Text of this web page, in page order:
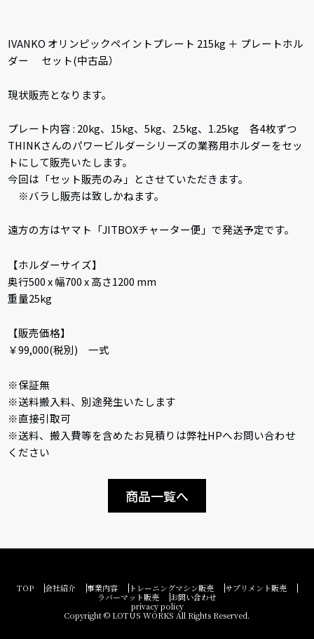
IVANKO オリンピックペイントプレート 215kg ＋ プレートホル
ダー セット(中古品）
現状販売となります。
プレート内容 : 20kg、15kg、5kg、2.5kg、1.25kg 各4枚ずつ
THINKさんのパワービルダーシリーズの業務用ホルダーをセッ
トにして販売いたします。
今回は「セット販売のみ」とさせていただきます。
※バラし販売は致しかねます。
遠方の方はヤマト「JITBOXチャーター便」で発送予定です。
【ホルダーサイズ】
奥行500 x 幅700 x 高さ1200 mm
重量25kg
【販売価格】
￥99,000(税別) 一式
※保証無
※送料搬入料、別途発生いたします
※直接引取可
※送料、搬入費等を含めたお見積りは弊社HPへお問い合わせ
ください
商品一覧へ
TOP 会社紹介 事業内容 トレーニングマシン販売
サプリメント販売
ラバーマット販売
お問い合わせ
privacy policy
Copyright © LOTUS WORKS All Rights Reserved.